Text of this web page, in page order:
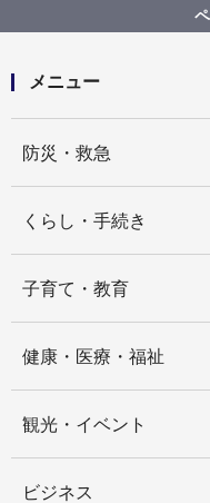
【入札結果公表
浜サイエンスフ
メニュー
防災・救急
くらし・手続き
子育て・教育
健康・医療・福祉
観光・イベント
ビジネス